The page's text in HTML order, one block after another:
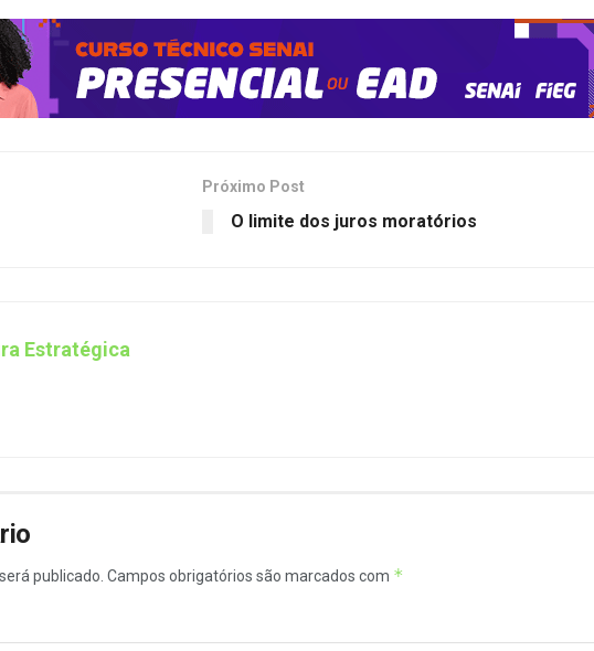
Próximo Post
O limite dos juros moratórios
Estratégica
publicado. Campos obrigatórios são marcados com *